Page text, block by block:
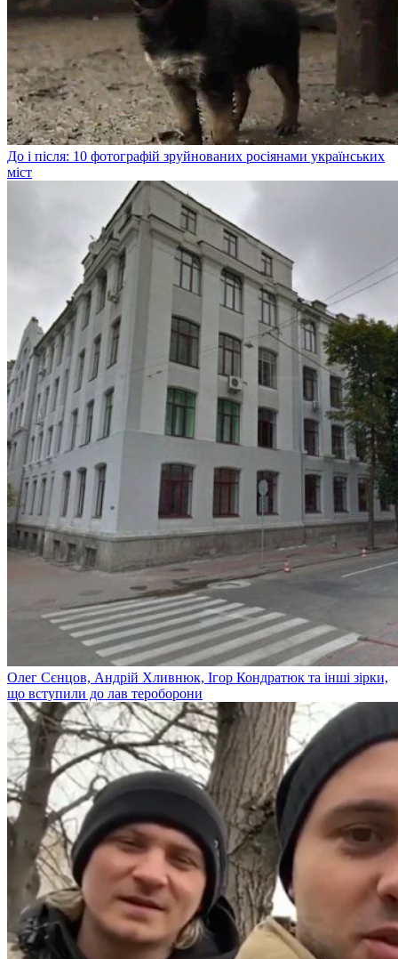
До і після: 10 фотографій зруйнованих росіянами українських
міст
Олег Сєнцов, Андрій Хливнюк, Ігор Кондратюк та інші зірки,
що вступили до лав тероборони